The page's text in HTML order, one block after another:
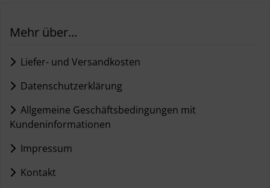
Mehr über...
Liefer- und Versandkosten
Datenschutzerklärung
Allgemeine Geschäftsbedingungen mit
Kundeninformationen
Impressum
Kontakt